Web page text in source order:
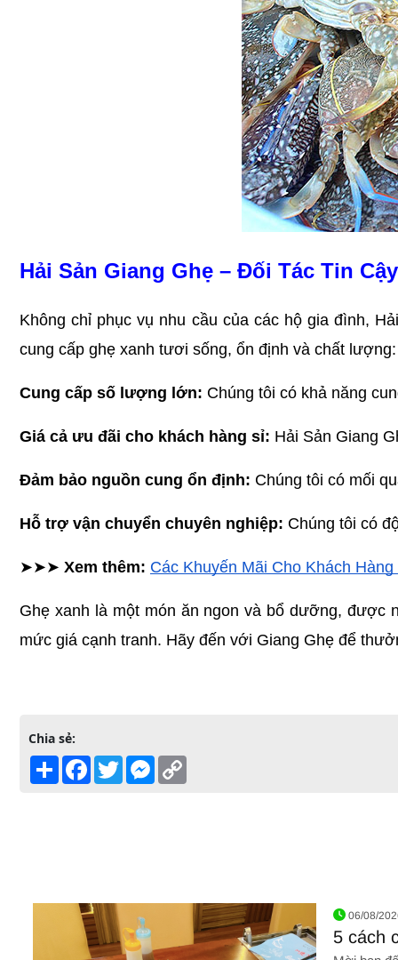
Hải Sản Giang Ghẹ – Đối Tác Tin
Không chỉ phục vụ nhu cầu của các hộ gia đình,
cung cấp ghẹ xanh tươi sống, ổn định và chất lượng:
Cung cấp số lượng lớn: Chúng tôi có khả năng
Giá cả ưu đãi cho khách hàng sỉ: Hải Sản Giang
Đảm bảo nguồn cung ổn định: Chúng tôi có mối
Hỗ trợ vận chuyển chuyên nghiệp: Chúng tôi có
➤➤➤ Xem thêm: Các Khuyến Mãi Cho Khách Hàng
Ghẹ xanh là một món ăn ngon và bổ dưỡng, được
mức giá cạnh tranh. Hãy đến với Giang Ghẹ để
Chia sẻ:
Share Facebook
TwitterMessenger
06/08/
5 cách